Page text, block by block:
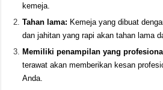
kemeja.
Tahan lama: Kemeja yang dibuat
dan jahitan yang rapi akan tahan lama
Memiliki penampilan yang
terawat akan memberikan kesan
Anda.